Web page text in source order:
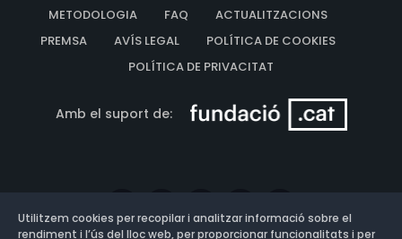
METODOLOGIA FAQ
ACTUALITZACIONS
PREMSA
AVÍS LEGAL
POLÍTICA DE COOKIES
POLÍTICA DE PRIVACITAT
Amb el suport de:
Utilitzem cookies per recopilar i analitzar informació sobre el
rendiment i l’ús del lloc web, per proporcionar funcionalitats i per